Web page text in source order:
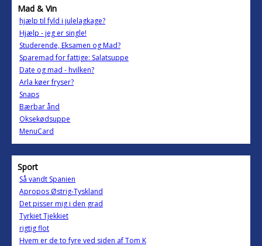
Mad & Vin
hjælp til fyld i julelagkage?
Hjælp - jeg er single!
Studerende, Eksamen og Mad?
Sparemad for fattige: Salatsuppe
Date og mad - hvilken?
Arla køer fryser?
Snaps
Bærbar ånd
Oksekødsuppe
MenuCard
Sport
Så vandt Spanien
Apropos Østrig-Tyskland
Det pisser mig i den grad
Tyrkiet Tjekkiet
rigtig flot
Hvem er de to fyre ved siden af Tom K